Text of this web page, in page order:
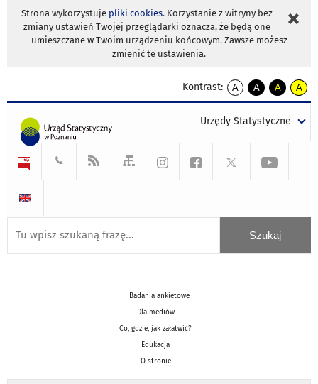
Strona wykorzystuje pliki cookies. Korzystanie z witryny bez
zmiany ustawień Twojej przeglądarki oznacza, że będą one
umieszczane w Twoim urządzeniu końcowym. Zawsze możesz
zmienić te ustawienia.
Kontrast:
A
kontrast
A
kontrast
tekst
czarnym
A
kontrast
tekst
czarnym
A
tekst
żółtym
Urzędy Statystyczne
Badania ankietowe
Dla mediów
Co, gdzie, jak załatwić?
Edukacja
O stronie